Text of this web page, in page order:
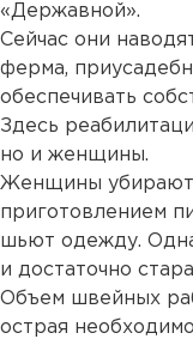
«Державной».
Сейчас они
ферма,
обеспечивать
Здесь
но и женщины.
Женщины убирают
приготовлением
шьют одежду.
и достаточно
Объем швейных
острая